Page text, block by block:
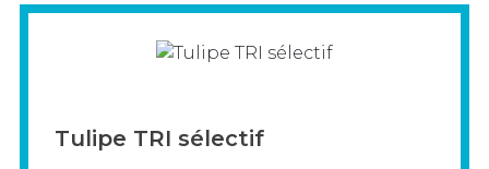
> VOIR LE PRODUIT
Tulipe TRI sélectif